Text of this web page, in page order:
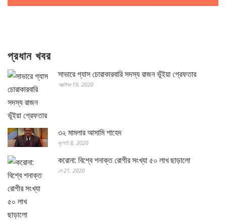
প্রধান খবর
সাভারে গ্যাস চোরাকারবারি সদস্য রাজন ভূঁইয়া গ্রেফতার
অক্টোবর 19, 2020
৩২ মামলার আসামি শাহেদ
জুলাই 8, 2020
করোনা: বিশ্বে শনাক্ত রোগীর সংখ্যা ৫০ লাখ ছাড়ালো
মে 21, 2020